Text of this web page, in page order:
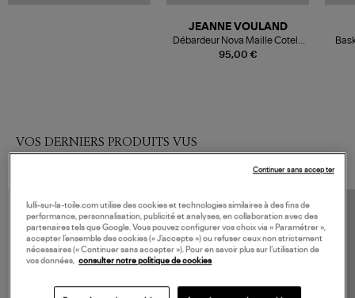
95,00 €
JEANNE VOULAND
Débardeur Nova Maille Cotelé
Blanc
VOS DERNIERS PRODUITS VUS
lulli-sur-la-toile.com utilise des cookies et technologies similaires à des fins de
performance, personnalisation, publicité et analyses, en collaboration avec des
partenaires tels que Google. Vous pouvez configurer vos choix via « Paramétrer »,
accepter l’ensemble des cookies (« J’accepte ») ou refuser ceux non strictement
nécessaires (« Continuer sans accepter »). Pour en savoir plus sur l’utilisation de
vos données,
consulter notre politique de cookies
Continuer sans accepter